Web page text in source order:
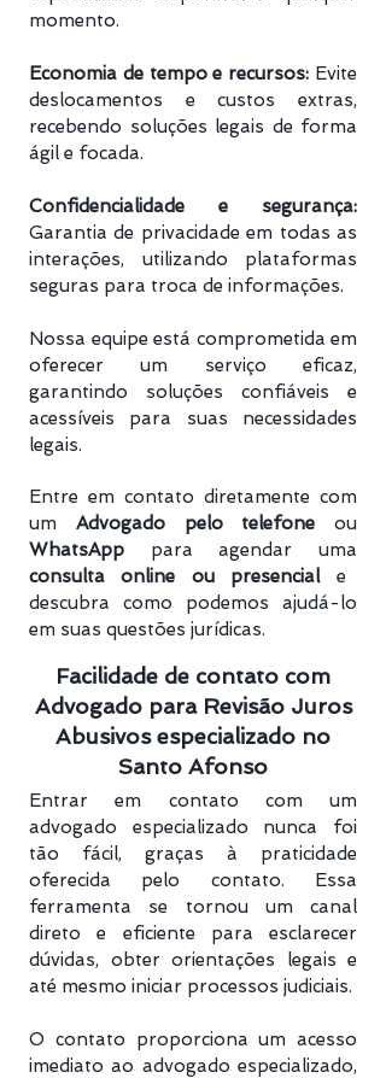
momento.
Economia de tempo e recursos: Evite
deslocamentos e custos extras,
recebendo soluções legais de forma
ágil e focada.
Confidencialidade e segurança:
Garantia de privacidade em todas as
interações, utilizando plataformas
seguras para troca de informações.
Nossa equipe está comprometida em
oferecer um serviço eficaz,
garantindo soluções confiáveis e
acessíveis para suas necessidades
legais.
Entre em contato diretamente com
um Advogado pelo telefone ou
WhatsApp para agendar uma
consulta online ou presenciale
descubra como podemos ajudá-lo
em suas questões jurídicas.
Facilidade de contato com
Advogado para Revisão Juros
Abusivos especializado no
Santo Afonso
Entrar em contato com um
advogado especializado nunca foi
tão fácil, graças à praticidade
oferecida pelo contato. Essa
ferramenta se tornou um canal
direto e eficiente para esclarecer
dúvidas, obter orientações legais e
até mesmo iniciar processos judiciais.
O contato proporciona um acesso
imediato ao advogado especializado,